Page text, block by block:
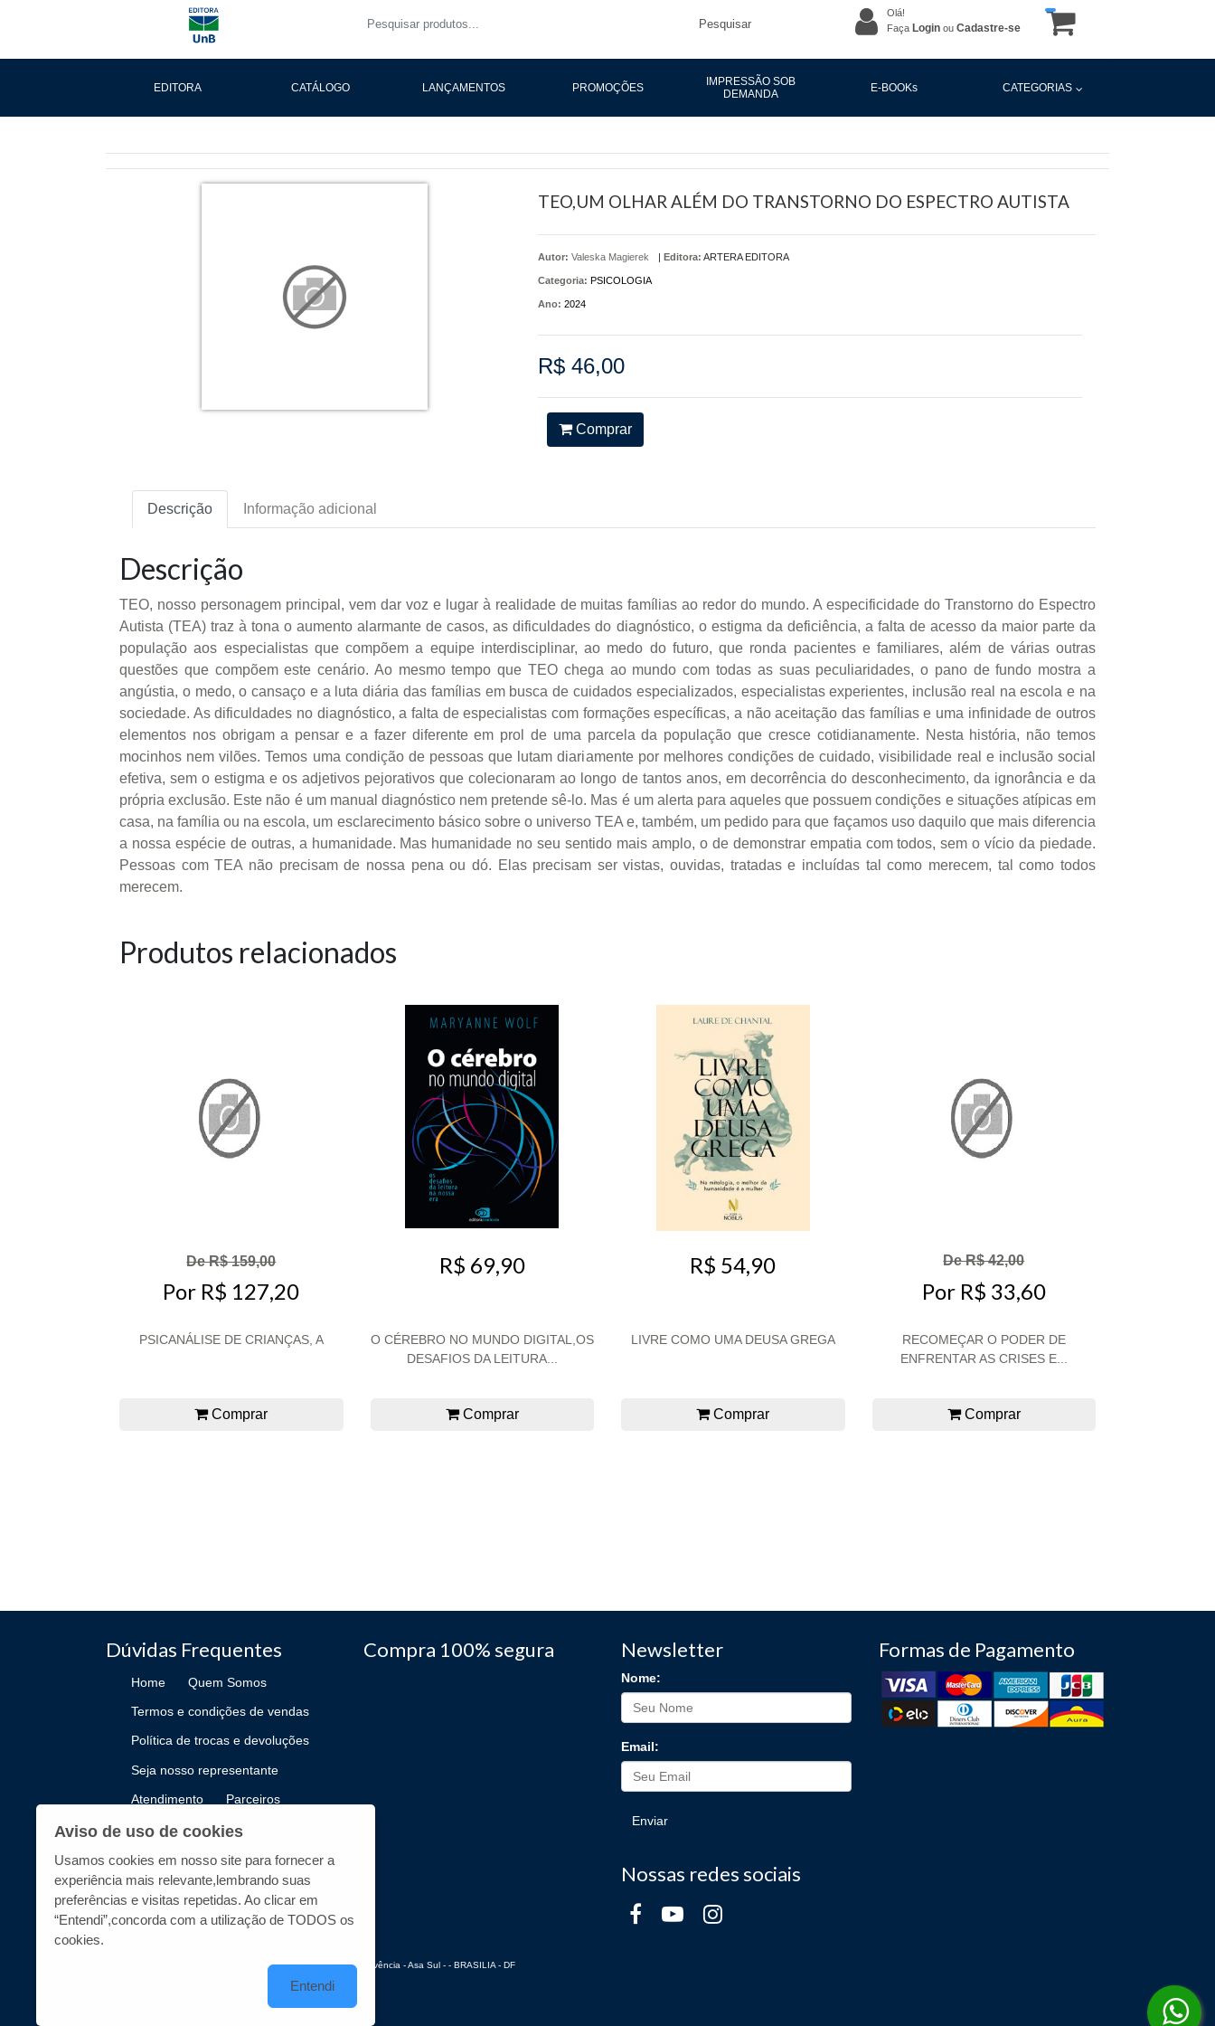
Pesquisar
Olá!
Faça Login ou Cadastre-se
EDITORA CATÁLOGO LANÇAMENTOS PROMOÇÕES
IMPRESSÃO SOB
DEMANDA
E-BOOKs CATEGORIAS
TEO,UM OLHAR ALÉM DO TRANSTORNO DO ESPECTRO AUTISTA
Autor: Valeska Magierek | Editora: ARTERA EDITORA
Categoria: PSICOLOGIA
Ano: 2024
R$ 46,00
Comprar
Descrição Informação adicional
Descrição
TEO, nosso personagem principal, vem dar voz e lugar à realidade de muitas famílias ao redor do mundo. A especificidade do Transtorno do Espectro
Autista (TEA) traz à tona o aumento alarmante de casos, as dificuldades do diagnóstico, o estigma da deficiência, a falta de acesso da maior parte da
população aos especialistas que compõem a equipe interdisciplinar, ao medo do futuro, que ronda pacientes e familiares, além de várias outras
questões que compõem este cenário. Ao mesmo tempo que TEO chega ao mundo com todas as suas peculiaridades, o pano de fundo mostra a
angústia, o medo, o cansaço e a luta diária das famílias em busca de cuidados especializados, especialistas experientes, inclusão real na escola e na
sociedade. As dificuldades no diagnóstico, a falta de especialistas com formações específicas, a não aceitação das famílias e uma infinidade de outros
elementos nos obrigam a pensar e a fazer diferente em prol de uma parcela da população que cresce cotidianamente. Nesta história, não temos
mocinhos nem vilões. Temos uma condição de pessoas que lutam diariamente por melhores condições de cuidado, visibilidade real e inclusão social
efetiva, sem o estigma e os adjetivos pejorativos que colecionaram ao longo de tantos anos, em decorrência do desconhecimento, da ignorância e da
própria exclusão. Este não é um manual diagnóstico nem pretende sê-lo. Mas é um alerta para aqueles que possuem condições e situações atípicas em
casa, na família ou na escola, um esclarecimento básico sobre o universo TEA e, também, um pedido para que façamos uso daquilo que mais diferencia
a nossa espécie de outras, a humanidade. Mas humanidade no seu sentido mais amplo, o de demonstrar empatia com todos, sem o vício da piedade.
Pessoas com TEA não precisam de nossa pena ou dó. Elas precisam ser vistas, ouvidas, tratadas e incluídas tal como merecem, tal como todos
merecem.
Produtos relacionados
De R$ 159,00
Por R$ 127,20
PSICANÁLISE DE CRIANÇAS, A
Comprar
R$ 69,90
O CÉREBRO NO MUNDO DIGITAL,OS
DESAFIOS DA LEITURA...
Comprar
R$ 54,90
LIVRE COMO UMA DEUSA GREGA
Comprar
De R$ 42,00
Por R$ 33,60
RECOMEÇAR O PODER DE
ENFRENTAR AS CRISES E...
Comprar
Dúvidas Frequentes
Home Quem Somos
Termos e condições de vendas
Política de trocas e devoluções
Seja nosso representante
Atendimento Parceiros
Como Publicar
Compra 100% segura Newsletter
Nome:
Email:
Enviar
Nossas redes sociais
Formas de Pagamento
Editora UnB - CNPJ n° 00.038.174/0019-72 - UnB, Centro de Vivência - Asa Sul - - BRASILIA - DF
Aviso de uso de cookies
Usamos cookies em nosso site para fornecer a
experiência mais relevante,lembrando suas
preferências e visitas repetidas. Ao clicar em
“Entendi”,concorda com a utilização de TODOS os
cookies.
Entendi